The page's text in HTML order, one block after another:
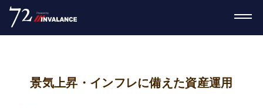
景気上昇・インフレに備えた資産運用